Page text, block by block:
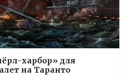
харбор» для
на Таранто